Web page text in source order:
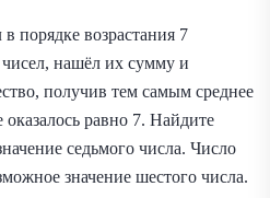
порядке возрастания 7
нашёл их сумму и
получив тем самым среднее
оказалось равно 7. Найдите
седьмого числа. Число
значение шестого числа.